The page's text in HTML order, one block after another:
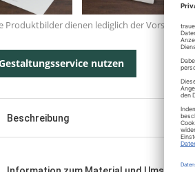
Produktbilder dienen lediglich der Vorschau.
nutzen
Beschreibung